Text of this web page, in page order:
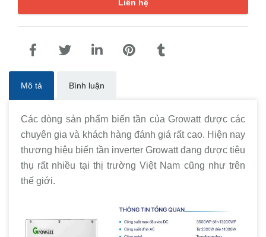
Liên hệ
Mô tả Bình luận
Các dòng sản phẩm biến tần của Growatt được các
chuyên gia và khách hàng đánh giá rất cao. Hiện nay
thương hiệu biến tần inverter Growatt đang được tiêu
thụ rất nhiều tại thị trường Việt Nam cũng như trên
thế giới.